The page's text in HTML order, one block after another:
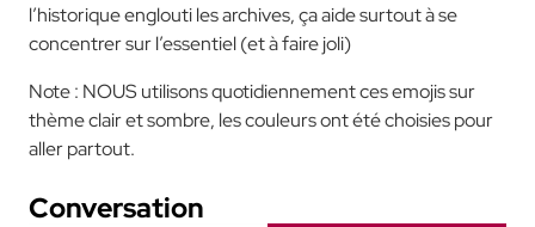
l’historique englouti les archives, ça aide surtout à se
concentrer sur l’essentiel (et à faire joli)
Note : NOUS utilisons quotidiennement ces emojis sur
thème clair et sombre, les couleurs ont été choisies pour
aller partout.
Conversation